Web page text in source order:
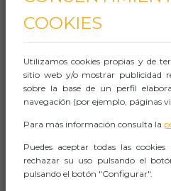
Uribitarte Kalea, 8, 48001
BILBAO
CÓMO LLEGAR
COOKIES
Utilizamos cookies propias y de
sitio web y/o mostrar publicidad
sobre la base de un perfil
navegación (por ejemplo, páginas
Para más información consulta la
Puedes aceptar todas las
rechazar su uso pulsando el
pulsando el botón "Configurar".